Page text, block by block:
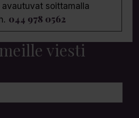
soittamalla
044 978 0562
viesti